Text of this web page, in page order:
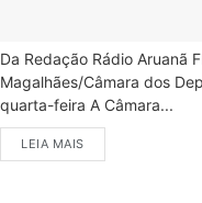
Da Redação Rádio
Magalhães/Câmara dos
quarta-feira A Câmara...
LEIA MAIS